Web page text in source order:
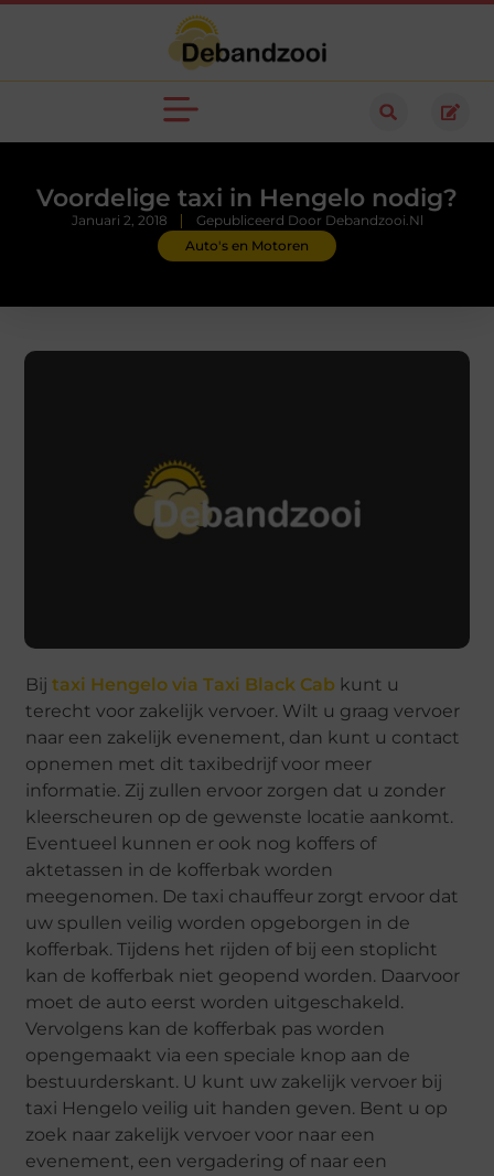
Voordelige taxi in Hengelo nodig?
Auto's en Motoren
Januari 2, 2018 Gepubliceerd Door Debandzooi.nl
Bijtaxi Hengelo via Taxi Black Cab kunt u
terecht voor zakelijk vervoer. Wilt u graag vervoer
naar een zakelijk evenement, dan kunt u contact
opnemen met dit taxibedrijf voor meer
informatie. Zij zullen ervoor zorgen dat u zonder
kleerscheuren op de gewenste locatie aankomt.
Eventueel kunnen er ook nog koffers of
aktetassen in de kofferbak worden
meegenomen. De taxi chauffeur zorgt ervoor dat
uw spullen veilig worden opgeborgen in de
kofferbak. Tijdens het rijden of bij een stoplicht
kan de kofferbak niet geopend worden. Daarvoor
moet de auto eerst worden uitgeschakeld.
Vervolgens kan de kofferbak pas worden
opengemaakt via een speciale knop aan de
bestuurderskant. U kunt uw zakelijk vervoer bij
taxi Hengelo veilig uit handen geven. Bent u op
zoek naar zakelijk vervoer voor naar een
evenement, een vergadering of naar een